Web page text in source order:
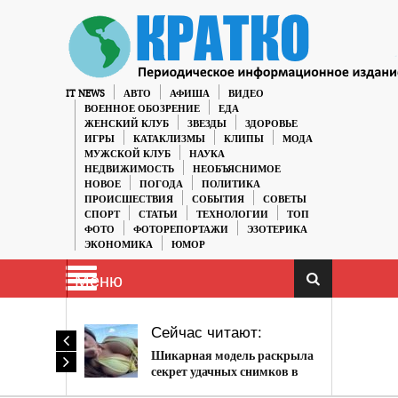
IT NEWS АВТО АФИША
ВИДЕО
ВОЕННОЕ ОБОЗРЕНИЕ
ЕДА
ЖЕНСКИЙ КЛУБ
ЗВЕЗДЫ
ЗДОРОВЬЕ
ИГРЫ
КАТАКЛИЗМЫ КЛИПЫ
МОДА
МУЖСКОЙ КЛУБ
НАУКА
НЕДВИЖИМОСТЬ
НЕОБЪЯСНИМОЕ
НОВОЕ
ПОГОДА
ПОЛИТИКА
ПРОИСШЕСТВИЯ
СОБЫТИЯ
СОВЕТЫ
СПОРТ
СТАТЬИ ТЕХНОЛОГИИ
ТОП
ФОТО
ФОТОРЕПОРТАЖИ
ЭЗОТЕРИКА
ЭКОНОМИКА
ЮМОР
Меню
Сейчас читают:
Шикарная модель раскрыла
секрет удачных снимков в